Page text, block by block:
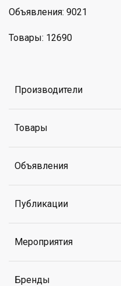
Объявления: 9021
Товары: 12690
Производители
Товары
Объявления
Публикации
Мероприятия
Бренды